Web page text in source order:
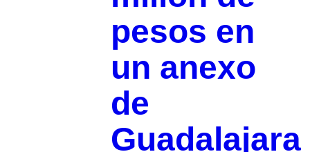
pesos en
un anexo
de
Guadalajara